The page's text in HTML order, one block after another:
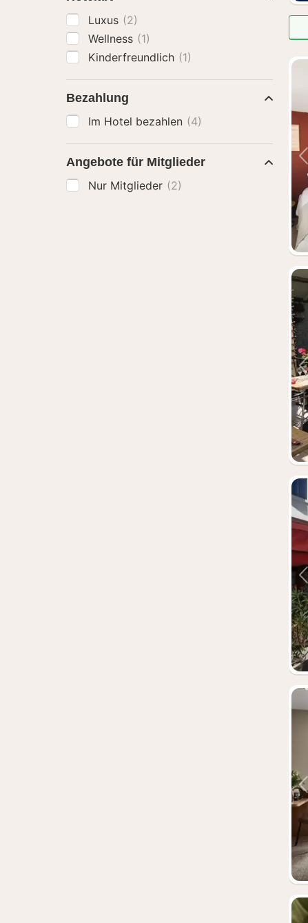
Luxus (2)
Wellness (1)
Kinderfreundlich (1)
Bezahlung
Im Hotel bezahlen (4)
Angebote für Mitglieder
Nur Mitglieder (2)